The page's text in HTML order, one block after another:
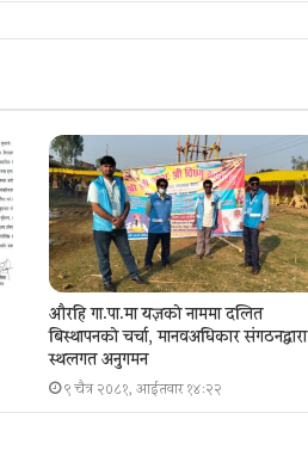
औरहि गा.पा.मा यज्ञकाे नाममा दलित
बिस्थापनकाे चर्चा, मानवअधिकार संगठनद्वारा
स्थलगत अनुगमन
९ चैत्र २०८१, आईतवार १४:२२